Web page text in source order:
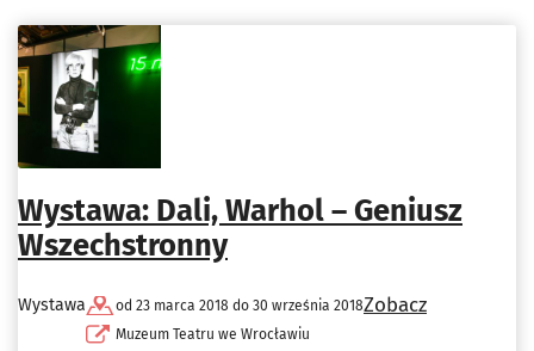
Wystawa: Dali, Warhol – Geniusz
Wszechstronny
Wystawa
od 23 marca 2018 do 30 września 2018
Muzeum Teatru we Wrocławiu
Zobacz